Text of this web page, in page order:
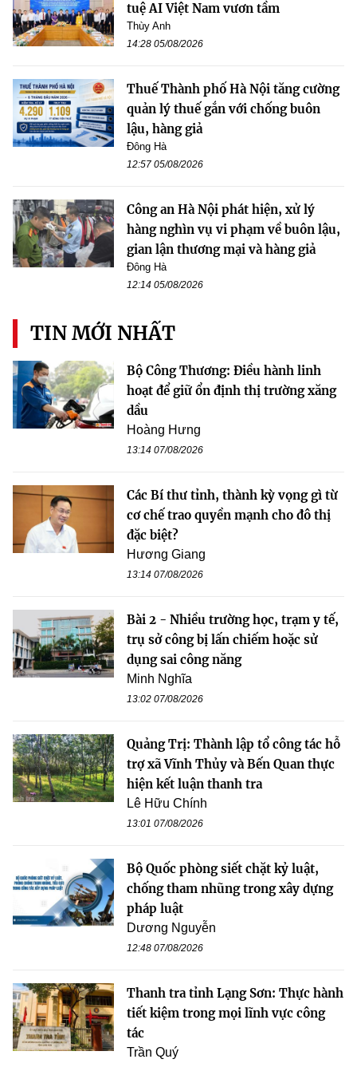
tuệ AI Việt Nam vươn tầm
Thùy Anh
14:28 05/08/2026
Thuế Thành phố Hà Nội tăng cường
quản lý thuế gắn với chống buôn
lậu, hàng giả
Đông Hà
12:57 05/08/2026
Công an Hà Nội phát hiện, xử lý
hàng nghìn vụ vi phạm về buôn lậu,
gian lận thương mại và hàng giả
Đông Hà
12:14 05/08/2026
TIN MỚI NHẤT
Bộ Công Thương: Điều hành linh
hoạt để giữ ổn định thị trường xăng
dầu
Hoàng Hưng
13:14 07/08/2026
Các Bí thư tỉnh, thành kỳ vọng gì từ
cơ chế trao quyền mạnh cho đô thị
đặc biệt?
Hương Giang
13:14 07/08/2026
Bài 2 - Nhiều trường học, trạm y tế,
trụ sở công bị lấn chiếm hoặc sử
dụng sai công năng
Minh Nghĩa
13:02 07/08/2026
Quảng Trị: Thành lập tổ công tác hỗ
trợ xã Vĩnh Thủy và Bến Quan thực
hiện kết luận thanh tra
Lê Hữu Chính
13:01 07/08/2026
Bộ Quốc phòng siết chặt kỷ luật,
chống tham nhũng trong xây dựng
pháp luật
Dương Nguyễn
12:48 07/08/2026
Thanh tra tỉnh Lạng Sơn: Thực hành
tiết kiệm trong mọi lĩnh vực công
tác
Trần Quý